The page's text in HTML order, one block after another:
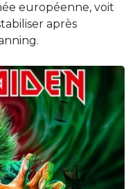
européenne, voit
après